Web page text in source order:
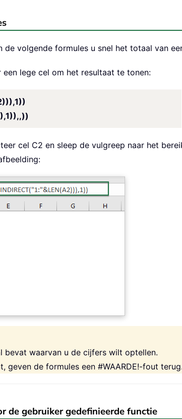
volgende formules u snel het totaal van
lege cel om het resultaat te tonen:
cel C2 en sleep de vulgreep naar het
bevat waarvan u de cijfers wilt optellen.
geven de formules een #WAARDE!-fout
de gebruiker gedefinieerde functie